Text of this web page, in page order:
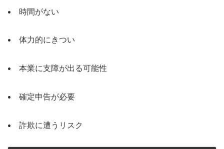
時間がない
体力的にきつい
本業に支障が出る可能性
確定申告が必要
詐欺に遭うリスク